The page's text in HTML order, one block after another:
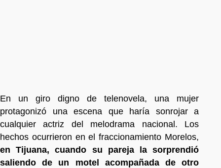
En un giro digno de telenovela, una mujer
protagonizó una escena que haría sonrojar a
cualquier actriz del melodrama nacional. Los
hechos ocurrieron en el fraccionamiento Morelos,
en Tijuana, cuando su pareja la sorprendió
saliendo de un motel acompañada de otro